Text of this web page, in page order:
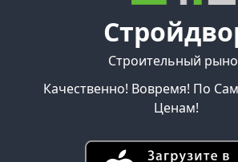
Строительный
Качественно! Вовремя! По
Ценам!